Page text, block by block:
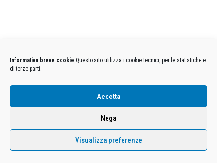
Informativa breve cookie Questo sito utilizza i cookie tecnici, per le statistiche e
di terze parti.
Accetta
Nega
Visualizza preferenze